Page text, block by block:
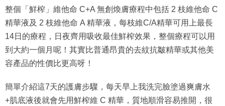
整個「鮮榨」維他命 C+A 無創煥膚療程中包括 2 枝維他命 C
精華液及 2 枝維他命 A 精華液，每枝維C/A精華可用上最長
14日的療程，日夜齊用吸收最佳鮮榨效果，整個療程可以用
到大約一個月呢！其實比普通昂貴的去紋抗皺精華或其他美
容產品的性價比更高呀！
簡單介紹這7天的護膚步驟，每天早上我洗完臉塗過爽膚水
+肌底液後就會先用鮮榨維 C 精華，質地順滑容易推開，很